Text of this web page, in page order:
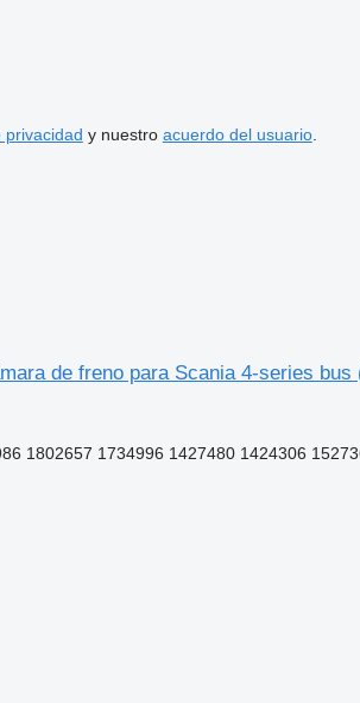
privacidad y nuestro acuerdo del usuario.
de freno para Scania 4-series bus
1802657 1734996 1427480 1424306